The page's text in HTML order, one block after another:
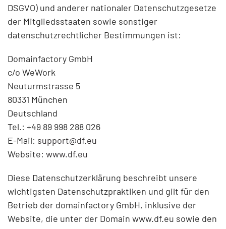
DSGVO) und anderer nationaler Datenschutzgesetze
der Mitgliedsstaaten sowie sonstiger
datenschutzrechtlicher Bestimmungen ist:
Domainfactory GmbH
c/o WeWork
Neuturmstrasse 5
80331 München
Deutschland
Tel.: +49 89 998 288 026
E-Mail: support@df.eu
Website: www.df.eu
Diese Datenschutzerklärung beschreibt unsere
wichtigsten Datenschutzpraktiken und gilt für den
Betrieb der domainfactory GmbH, inklusive der
Website, die unter der Domain www.df.eu sowie den